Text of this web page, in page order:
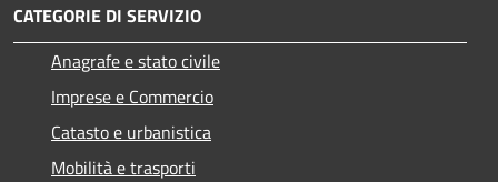
CATEGORIE DI SERVIZIO
Anagrafe e stato civile
Imprese e Commercio
Catasto e urbanistica
Mobilità e trasporti